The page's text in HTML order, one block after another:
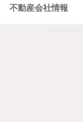
不動産会社情報